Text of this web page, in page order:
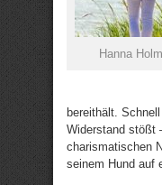
Hanna
bereithält.
Widerstand stößt
charismatischen
seinem Hund auf